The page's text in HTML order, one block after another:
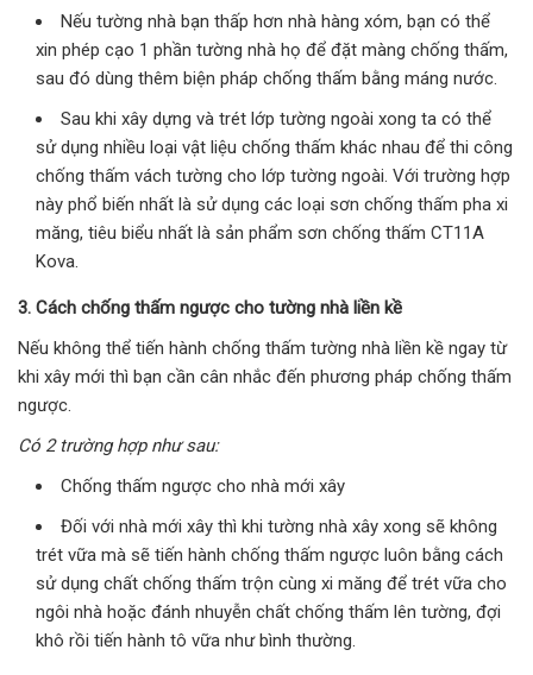
Nếu tường nhà bạn thấp hơn nhà hàng xóm, bạn có thể
xin phép cạo 1 phần tường nhà họ để đặt màng chống thấm,
sau đó dùng thêm biện pháp chống thấm bằng máng nước.
Sau khi xây dựng và trét lớp tường ngoài xong ta có thể
sử dụng nhiều loại vật liệu chống thấm khác nhau để thi công
chống thấm vách tường cho lớp tường ngoài. Với trường hợp
này phổ biến nhất là sử dụng các loại sơn chống thấm pha xi
măng, tiêu biểu nhất là sản phẩm sơn chống thấm CT11A
Kova.
3. Cách chống thấm ngược cho tường nhà liền kề
Nếu không thể tiến hành chống thấm tường nhà liền kề ngay từ
khi xây mới thì bạn cần cân nhắc đến phương pháp chống thấm
ngược.
Có 2 trường hợp như sau:
Chống thấm ngược cho nhà mới xây
Đối với nhà mới xây thì khi tường nhà xây xong sẽ không
trét vữa mà sẽ tiến hành chống thấm ngược luôn bằng cách
sử dụng chất chống thấm trộn cùng xi măng để trét vữa cho
ngôi nhà hoặc đánh nhuyễn chất chống thấm lên tường, đợi
khô rồi tiến hành tô vữa như bình thường.